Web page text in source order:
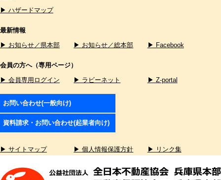
▶ ハザードマップ
最新情報
▶ お知らせ／県本部
▶ お知らせ／総本部 ▶ Facebook
会員の方へ（専用ページ）
▶ 会員専用ログイン
▶ ラビーネット ▶ Z-portal
お問い合わせ(一般向け)
資料請求・お問い合わせ(起業者向け)
▶ サイトマップ ▶ 個人情報保護方針 ▶ リンク集